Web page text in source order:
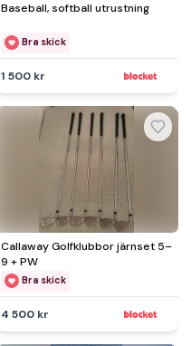
Baseball, softball utrustning
Bra skick
1 500 kr
Callaway Golfklubbor järnset 5–
9 + PW
Bra skick
4 500 kr